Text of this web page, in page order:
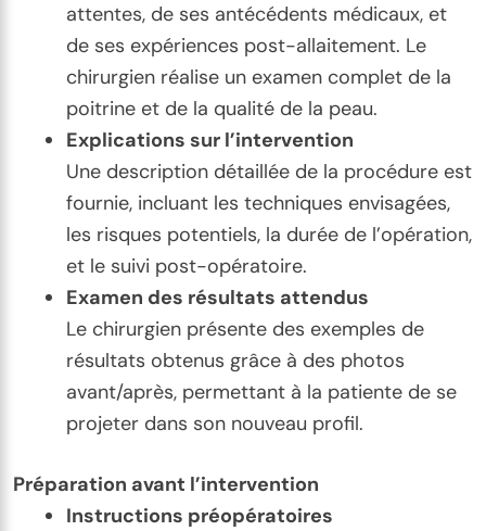
attentes, de ses antécédents médicaux, et
de ses expériences post-allaitement. Le
chirurgien réalise un examen complet de la
poitrine et de la qualité de la peau.
Explications sur l’intervention
Une description détaillée de la procédure est
fournie, incluant les techniques envisagées,
les risques potentiels, la durée de l’opération,
et le suivi post-opératoire.
Examen des résultats attendus
Le chirurgien présente des exemples de
résultats obtenus grâce à des photos
avant/après, permettant à la patiente de se
projeter dans son nouveau profil.
Préparation avant l’intervention
Instructions préopératoires